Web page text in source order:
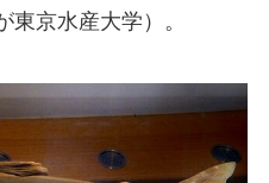
京水産大学）。